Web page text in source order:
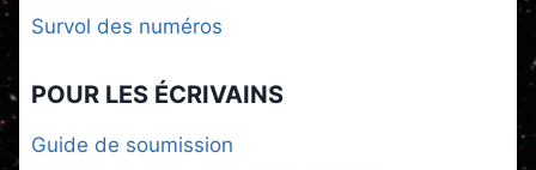
Survol des numéros
POUR LES ÉCRIVAINS
Guide de soumission